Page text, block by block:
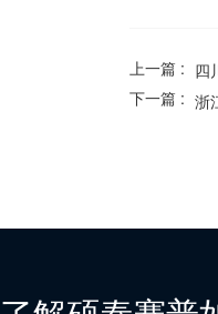
上一篇 : 四
下一篇 : 浙